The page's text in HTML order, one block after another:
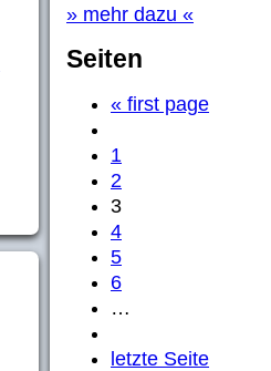
» mehr dazu «
Seiten
« first page
1
2
3
4
5
6
…
letzte Seite